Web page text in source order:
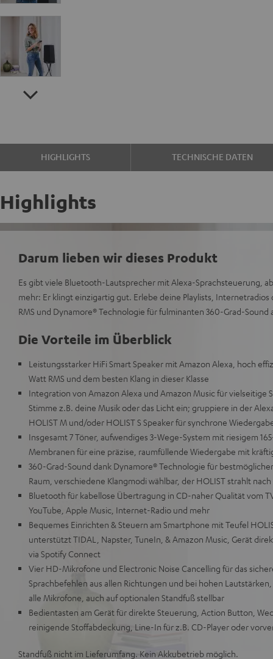
HIGHLIGHTS TECHNISCHE DATEN
Highlights
Darum lieben wir dieses Produkt
Es gibt viele Bluetooth-Lautsprecher mit Alexa-Sprachsteuerung,
mehr: Er klingt einzigartig gut. Erlebe deine Playlists, Internetradios
RMS und Dynamore® Technologie für fulminanten 360-Grad-Sound
Die Vorteile im Überblick
Leistungsstarker HiFi Smart Speaker mit Amazon Alexa, hoch
Watt RMS und dem besten Klang in dieser Klasse
Integration von Amazon Alexa und Amazon Music für vielseitige
Stimme z.B. deine Musik oder das Licht ein; gruppiere in der
HOLIST M und/oder HOLIST S Speaker für synchrone
Insgesamt 7 Töner, aufwendiges 3-Wege-System mit riesigem
Membranen für eine präzise, raumfüllende Wiedergabe mit
360-Grad-Sound dank Dynamore® Technologie für
Raum, verschiedene Klangmodi wählbar, der HOLIST strahlt
Bluetooth für kabellose Übertragung in CD-naher Qualität vom
YouTube, Apple Music, Internet-Radio und mehr
Bequemes Einrichten & Steuern am Smartphone mit Teufel
unterstützt TIDAL, Napster, TuneIn, & Amazon Music, Gerät
via Spotify Connect
Vier HD-Mikrofone und Electronic Noise Cancelling für das
Sprachbefehlen aus allen Richtungen und bei hohen
alle Mikrofone, auch auf optionalen Standfuß stellbar
Bedientasten am Gerät für direkte Steuerung, Action Button,
reinigende Stoffabdeckung, Line-In für z.B. CD-Player oder
Standfuß nicht im Lieferumfang. Kein Akkubetrieb möglich.